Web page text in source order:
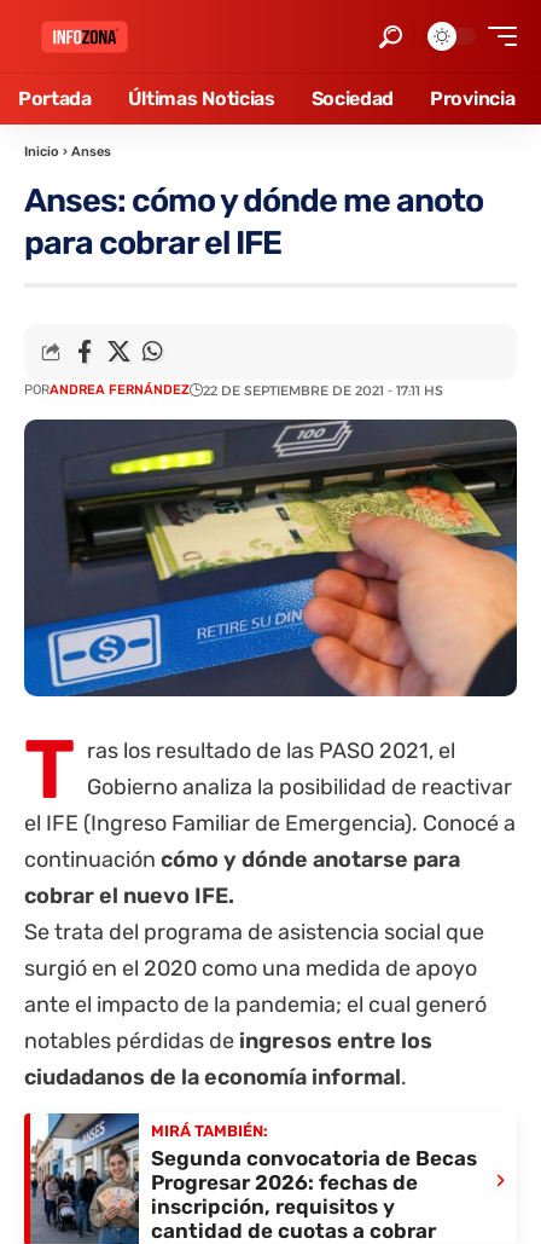
Portada Últimas Noticias Sociedad Provincia
Inicio › Anses
Anses: cómo y dónde me anoto
para cobrar el IFE
PORANDREA FERNÁNDEZ 22 DE SEPTIEMBRE DE 2021 - 17:11 HS
T ras los resultado de las PASO 2021, el
Gobierno analiza la posibilidad de reactivar
el IFE (Ingreso Familiar de Emergencia). Conocé a
continuación cómo y dónde anotarse para
cobrar el nuevo IFE.
Se trata del programa de asistencia social que
surgió en el 2020 como una medida de apoyo
ante el impacto de la pandemia; el cual generó
notables pérdidas de ingresos entre los
ciudadanos de la economía informal.
MIRÁ TAMBIÉN:
Segunda convocatoria de Becas
Progresar 2026: fechas de
inscripción, requisitos y
cantidad de cuotas a cobrar
›